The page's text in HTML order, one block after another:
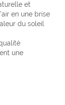
et
en une brise
du soleil
une